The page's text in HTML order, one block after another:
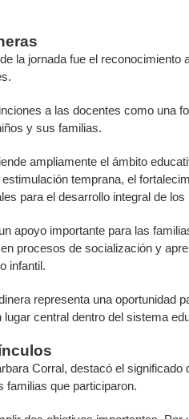
la jornada fue el reconocimiento
a las docentes como una
y sus familias.
ampliamente el ámbito
temprana, el
para el desarrollo integral de los
apoyo importante para las
procesos de socialización y
infantil.
representa una oportunidad
central dentro del sistema
Corral, destacó el significado
familias que participaron.